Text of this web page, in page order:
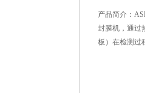
产品简介：
封膜机，通过
板）在检测过